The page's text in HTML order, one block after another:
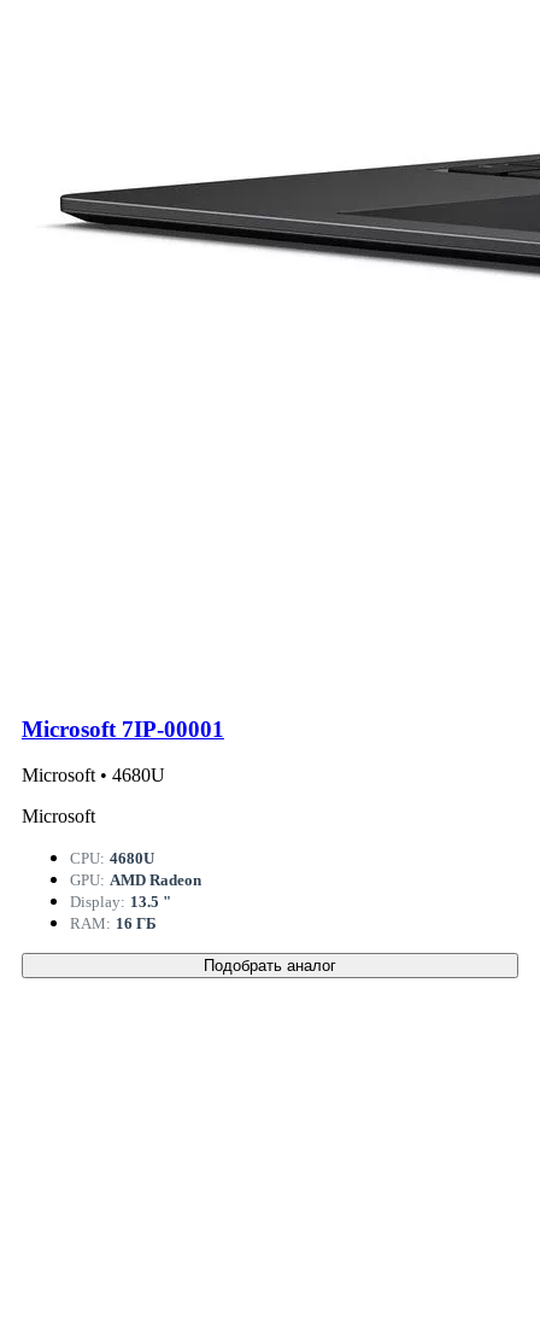
Microsoft 7IP-00001
Microsoft • 4680U
Microsoft
CPU: 4680U
GPU: AMD Radeon
Display: 13.5 "
RAM: 16 ГБ
Подобрать аналог